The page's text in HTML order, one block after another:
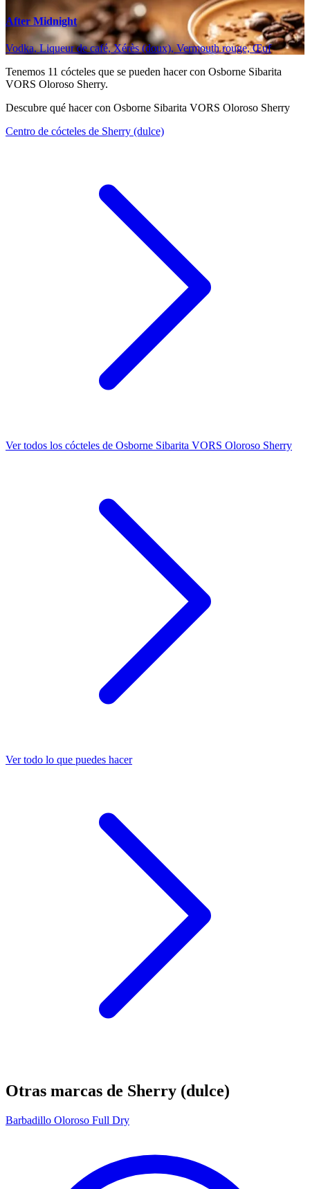
After Midnight
Vodka, Liqueur de café, Xérès (doux), Vermouth rouge, Œuf
Tenemos 11 cócteles que se pueden hacer con Osborne Sibarita
VORS Oloroso Sherry.
Descubre qué hacer con Osborne Sibarita VORS Oloroso Sherry
Centro de cócteles de Sherry (dulce)
Ver todos los cócteles de Osborne Sibarita VORS Oloroso Sherry
Ver todo lo que puedes hacer
Otras marcas de Sherry (dulce)
Barbadillo Oloroso Full Dry